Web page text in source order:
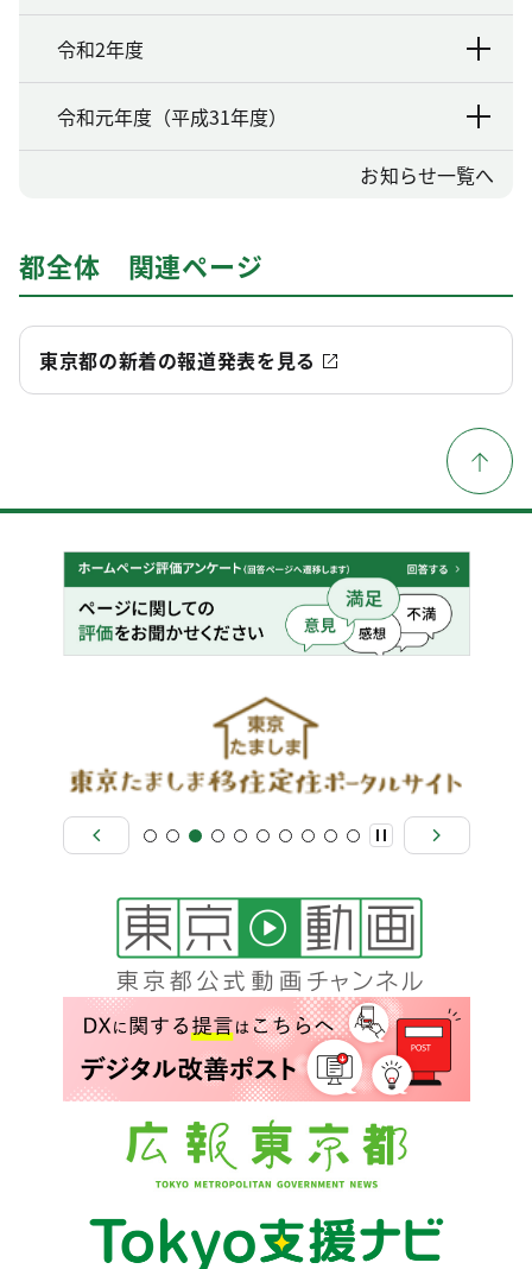
令和2年度
令和元年度（平成31年度）
お知らせ一覧へ
都全体 関連ページ
東京都の新着の報道発表を見る